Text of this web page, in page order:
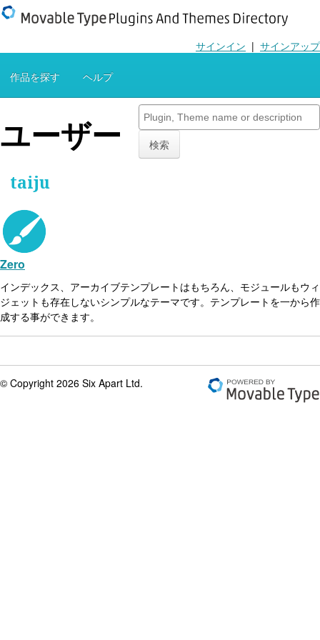
サインイン | サインアップ
作品を探す ヘルプ
検索
ユーザー
taiju
Zero
インデックス、アーカイブテンプレートはもちろん、モジュールもウィ
ジェットも存在しないシンプルなテーマです。テンプレートを一から作
成する事ができます。
© Copyright 2026 Six Apart Ltd.